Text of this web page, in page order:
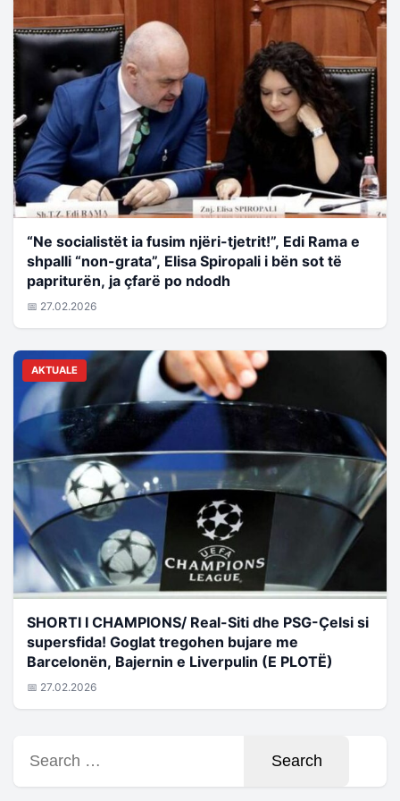
“Ne socialistët ia fusim njëri-tjetrit!”, Edi Rama e
shpalli “non-grata”, Elisa Spiropali i bën sot të
papriturën, ja çfarë po ndodh
📅 27.02.2026
AKTUALE
SHORTI I CHAMPIONS/ Real-Siti dhe PSG-Çelsi si
supersfida! Goglat tregohen bujare me
Barcelonën, Bajernin e Liverpulin (E PLOTË)
📅 27.02.2026
for: